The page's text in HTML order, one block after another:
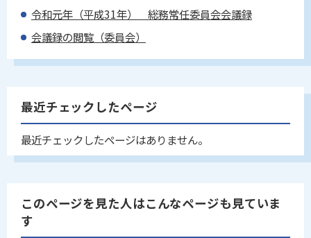
令和元年（平成31年） 総務常任委員会会議録
会議録の閲覧（委員会）
最近チェックしたページ
最近チェックしたページはありません。
このページを見た人はこんなページも見ていま
す